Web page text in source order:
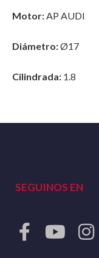
Motor:AP AUDI
Diámetro:Ø17
Cilindrada: 1.8
SEGUINOS EN